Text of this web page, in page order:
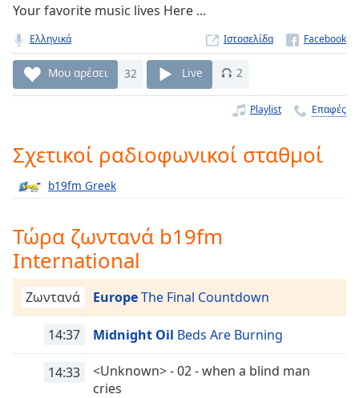
live,
currently
behind
LIVE
Remaining
Rate
Chapters
Descriptions
descriptions
,
Your favorite music lives Here ...
Ελληνικά Ιστοσελίδα
Μου αρέσει 32 Live 2
Playlist Επαφές
Σχετικοί ραδιοφωνικοί σταθμοί
b19fm Greek
Τώρα ζωντανά b19fm
International
Ζωντανά EuropeThe Final Countdown
14:37 Midnight Oil Beds Are Burning
14:33
<Unknown> - 02 - when a blind man
cries